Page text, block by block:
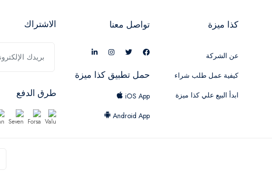
كذا ميزة
عن الشركة
كيفية عمل طلب شراء
ابدأ البيع علي كذا ميزة
تواصل معنا
حمل تطبيق كذا ميزة
iOS App
Android App
الاشتراك
طرق الدفع